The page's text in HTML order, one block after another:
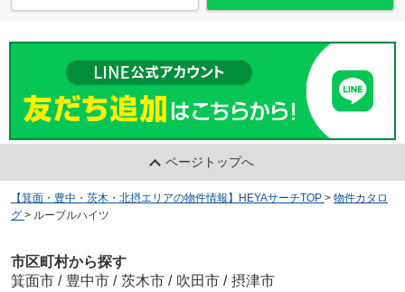
ページトップへ
【箕面・豊中・茨木・北摂エリアの物件情報】HEYAサーチTOP > 物件カタロ
グ > ルーブルハイツ
市区町村から探す
箕面市 / 豊中市 / 茨木市 / 吹田市 / 摂津市